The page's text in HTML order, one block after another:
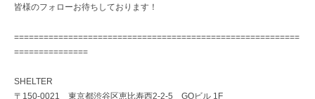
皆様のフォローお待ちしております！
==========================================================
===============
SHELTER
〒150-0021 東京都渋谷区恵比寿西2-2-5 GOビル 1F